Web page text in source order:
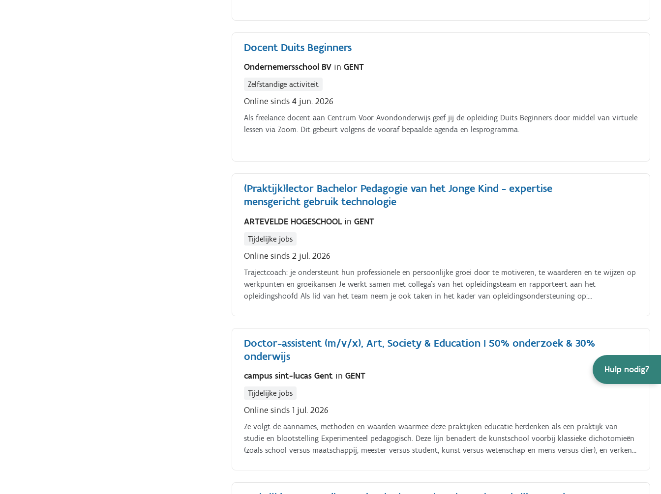
Hulp nodig?
Docent Duits Beginners
Ondernemersschool BV inGENT
Zelfstandige activiteit
Online sinds 4 jun. 2026
Als freelance docent aan Centrum Voor Avondonderwijs geef jij de opleiding Duits Beginners door middel van virtuele
lessen via Zoom. Dit gebeurt volgens de vooraf bepaalde agenda en lesprogramma.
(Praktijk)lector Bachelor Pedagogie van het Jonge Kind - expertise
mensgericht gebruik technologie
ARTEVELDE HOGESCHOOL inGENT
Tijdelijke jobs
Online sinds 2 jul. 2026
Trajectcoach: je ondersteunt hun professionele en persoonlijke groei door te motiveren, te waarderen en te wijzen op
werkpunten en groeikansen Je werkt samen met collega’s van het opleidingsteam en rapporteert aan het
opleidingshoofd Als lid van het team neem je ook taken in het kader van opleidingsondersteuning op:
op jouw expertise.
Doctor-assistent (m/v/x), Art, Society & Education I 50% onderzoek & 30%
onderwijs
campus sint-lucas Gent inGENT
Tijdelijke jobs
Online sinds 1 jul. 2026
Ze volgt de aannames, methoden en waarden waarmee deze praktijken educatie herdenken als een praktijk van
studie en blootstelling Experimenteel pedagogisch. Deze lijn benadert de kunstschool voorbij klassieke dichotomieën
(zoals school versus maatschappij, meester versus student, kunst versus wetenschap en mens versus dier), en verkent